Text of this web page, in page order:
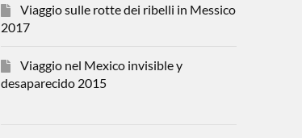
Viaggio sulle rotte dei ribelli in Messico
2017
Viaggio nel Mexico invisible y
desaparecido 2015